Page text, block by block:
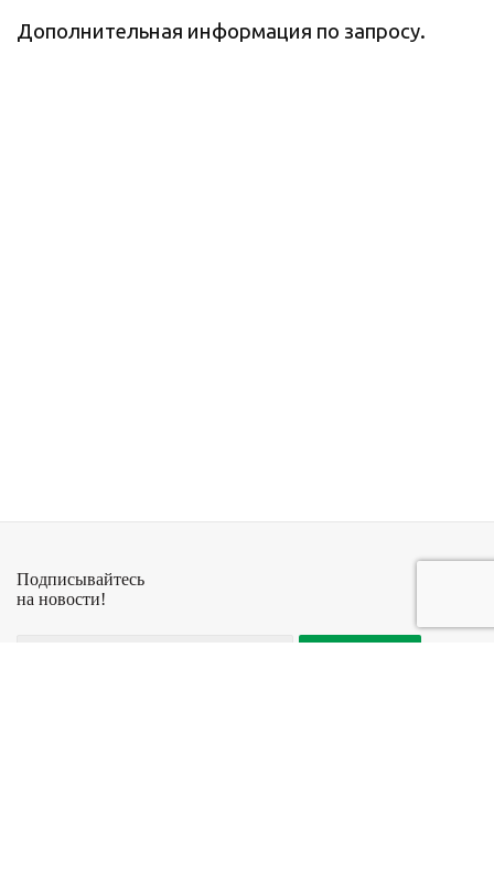
Дополнительная информация по запросу.
Подписывайтесь
на новости!